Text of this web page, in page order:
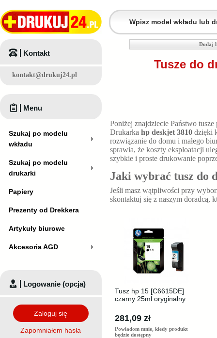
Dodaj
Tusze do
Poniżej znajdziecie Państwo
Drukarka hp deskjet 3810 dzięki
rozwiązanie do domu i małego
sprawia, że koszty eksploatacji
szybkie i proste drukowanie
Jaki wybrać tusz
Jeśli masz wątpliwości przy
skontaktuj się z naszym doradcą,
Tusz hp 15 [C6615DE]
czarny 25ml oryginalny
281,09 zł
Powiadom mnie, kiedy produkt
będzie dostępny
Kontakt
kontakt@drukuj24.pl
Menu
Szukaj po modelu
wkładu
Szukaj po modelu
drukarki
Papiery
Prezenty od Drekkera
Artykuły biurowe
Akcesoria AGD
Logowanie (opcja)
Zaloguj się
Zapomniałem hasła